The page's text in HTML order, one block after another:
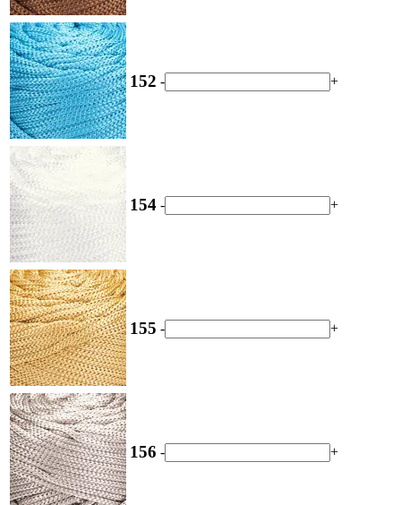
152 - +
154 - +
155 - +
156 - +